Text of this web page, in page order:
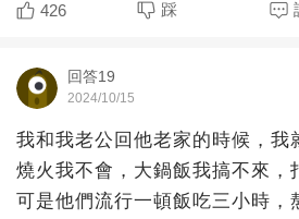
426 踩
回答19
2024/10/15
我和我老公回他老家的時候，
燒火我不會，大鍋飯我搞不來，
可是他們流行一頓飯吃三小時，